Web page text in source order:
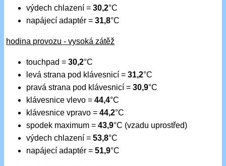
výdech chlazení =30,2°C
napájecí adaptér =31,8°C
hodina provozu - vysoká zátěž
touchpad =30,2°C
levá strana pod klávesnicí =31,2°C
pravá strana pod klávesnicí =30,9°C
klávesnice vlevo =44,4°C
klávesnice vpravo =44,2°C
spodek maximum =43,9°C (vzadu uprostřed)
výdech chlazení =53,8°C
napájecí adaptér =51,9°C